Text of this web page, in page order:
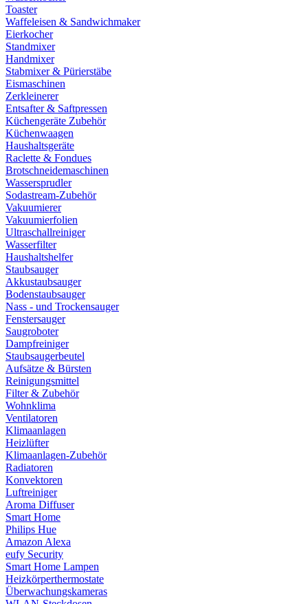
Toaster
Waffeleisen & Sandwichmaker
Eierkocher
Standmixer
Handmixer
Stabmixer & Pürierstäbe
Eismaschinen
Zerkleinerer
Entsafter & Saftpressen
Küchengeräte Zubehör
Küchenwaagen
Haushaltsgeräte
Raclette & Fondues
Brotschneidemaschinen
Wassersprudler
Sodastream-Zubehör
Vakuumierer
Vakuumierfolien
Ultraschallreiniger
Wasserfilter
Haushaltshelfer
Staubsauger
Akkustaubsauger
Bodenstaubsauger
Nass - und Trockensauger
Fenstersauger
Saugroboter
Dampfreiniger
Staubsaugerbeutel
Aufsätze & Bürsten
Reinigungsmittel
Filter & Zubehör
Wohnklima
Ventilatoren
Klimaanlagen
Heizlüfter
Klimaanlagen-Zubehör
Radiatoren
Konvektoren
Luftreiniger
Aroma Diffuser
Smart Home
Philips Hue
Amazon Alexa
eufy Security
Smart Home Lampen
Heizkörperthermostate
Überwachungskameras